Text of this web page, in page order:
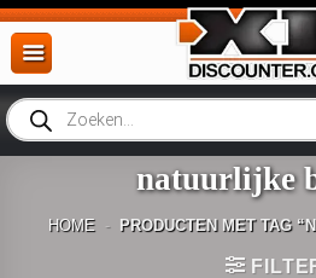
Ga
naar
inhoud
Producten
zoeken
natuurlijke
HOME - PRODUCTEN MET TAG